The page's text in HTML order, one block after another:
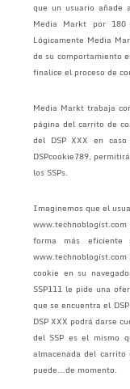
que un usuario añade
Media Markt por
Lógicamente Media
de su comportamiento
finalice el proceso de
Media Markt trabaja
página del carrito de
del DSP XXX en
DSPcookie789,
los SSPs.
Imaginemos que el
forma más
cookie en su
SSP111 le pide una
que se encuentra el
DSP XXX podrá darse
del SSP es el mismo
almacenada del
puede…de momento.